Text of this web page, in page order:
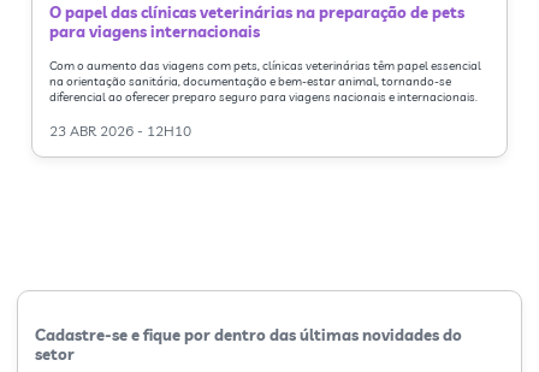
O papel das clínicas veterinárias na preparação de pets
para viagens internacionais
Com o aumento das viagens com pets, clínicas veterinárias têm papel essencial
na orientação sanitária, documentação e bem-estar animal, tornando-se
diferencial ao oferecer preparo seguro para viagens nacionais e internacionais.
23 ABR 2026 - 12H10
Cadastre-se e fique por dentro das últimas novidades do
setor